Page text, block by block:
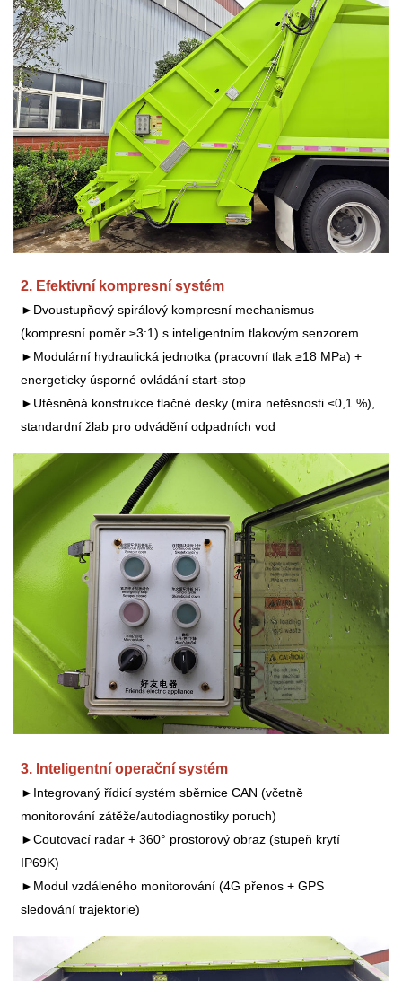
2. Efektivní kompresní systém
►Dvoustupňový spirálový kompresní mechanismus
(kompresní poměr ≥3:1) s inteligentním tlakovým senzorem
►Modulární hydraulická jednotka (pracovní tlak ≥18 MPa) +
energeticky úsporné ovládání start-stop
►Utěsněná konstrukce tlačné desky (míra netěsnosti ≤0,1 %),
standardní žlab pro odvádění odpadních vod
3. Inteligentní operační systém
►Integrovaný řídicí systém sběrnice CAN (včetně
monitorování zátěže/autodiagnostiky poruch)
►Coutovací radar + 360° prostorový obraz (stupeň krytí
IP69K)
►Modul vzdáleného monitorování (4G přenos + GPS
sledování trajektorie)